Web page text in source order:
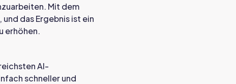
Mit dem
das Ergebnis ist ein
erhöhen.
AI-
schneller und